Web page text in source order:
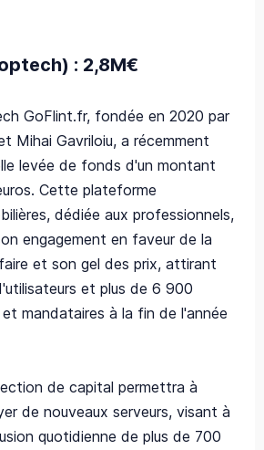
: 2,8M€
GoFlint.fr, fondée en 2020 par
Mihai Gavriloiu, a récemment
levée de fonds d'un montant
Cette plateforme
dédiée aux professionnels,
engagement en faveur de la
et son gel des prix, attirant
et plus de 6 900
mandataires à la fin de l'année
de capital permettra à
de nouveaux serveurs, visant à
quotidienne de plus de 700